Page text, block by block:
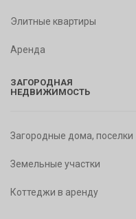
Элитные квартиры
Аренда
ЗАГОРОДНАЯ
НЕДВИЖИМОСТЬ
Загородные дома, поселки
Земельные участки
Коттеджи в аренду